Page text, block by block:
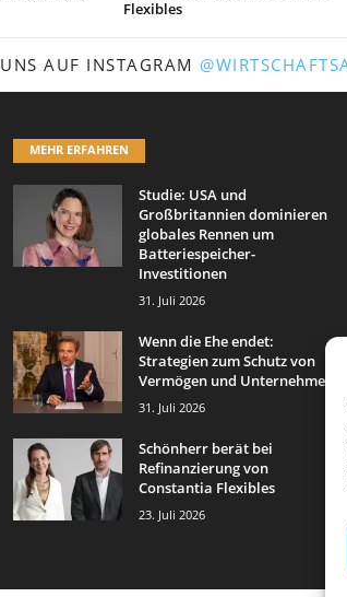
Flexibles
AUF INSTAGRAM
MEHR ERFAHREN
Studie: USA und
Großbritannien dominieren
globales Rennen um
Batteriespeicher-
Investitionen
31. Juli 2026
Wenn die Ehe endet:
Strategien zum Schutz von
Vermögen und Unternehmen
31. Juli 2026
Schönherr berät bei
Refinanzierung von
Constantia Flexibles
23. Juli 2026